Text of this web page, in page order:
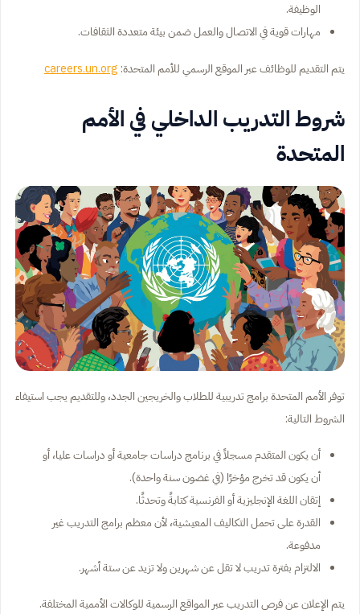
الوظيفة.
مهارات قوية في الاتصال والعمل ضمن بيئة متعددة الثقافات.
يتم التقديم للوظائف عبر الموقع الرسمي للأمم المتحدة: careers.un.org
شروط التدريب الداخلي في الأمم
المتحدة
توفر الأمم المتحدة برامج تدريبية للطلاب والخريجين الجدد، وللتقديم يجب استيفاء
الشروط التالية:
أن يكون المتقدم مسجلاً في برنامج دراسات جامعية أو دراسات عليا، أو
أن يكون قد تخرج مؤخرًا (في غضون سنة واحدة).
إتقان اللغة الإنجليزية أو الفرنسية كتابةً وتحدثًا.
القدرة على تحمل التكاليف المعيشية، لأن معظم برامج التدريب غير
مدفوعة.
الالتزام بفترة تدريب لا تقل عن شهرين ولا تزيد عن ستة أشهر.
يتم الإعلان عن فرص التدريب عبر المواقع الرسمية للوكالات الأممية المختلفة.